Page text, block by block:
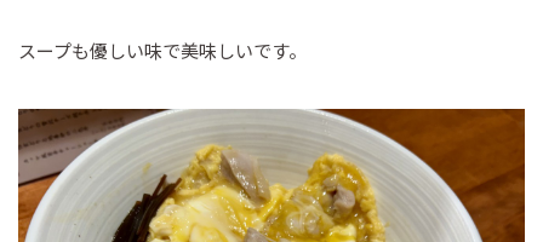
スープも優しい味で美味しいです。